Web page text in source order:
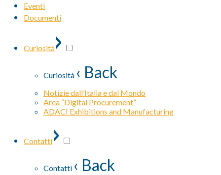
Eventi
Documenti
Curiosità›
Curiosità ‹ Back
Notizie dall’Italia e dal Mondo
Area “Digital Procurement”
ADACI Exhibitions and Manufacturing
Contatti›
Contatti ‹ Back